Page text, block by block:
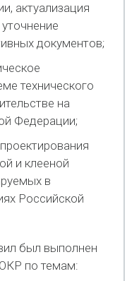
актуализация
документов;
технического
на
Федерации;
и клееной
в
Российской
был выполнен
по темам: